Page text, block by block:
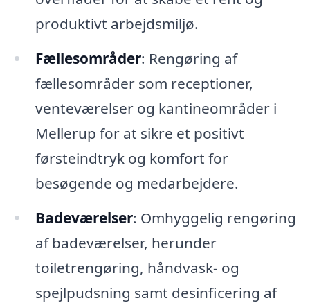
produktivt arbejdsmiljø.
Fællesområder: Rengøring af
fællesområder som receptioner,
venteværelser og kantineområder i
Mellerup for at sikre et positivt
førsteindtryk og komfort for
besøgende og medarbejdere.
Badeværelser: Omhyggelig rengøring
af badeværelser, herunder
toiletrengøring, håndvask- og
spejlpudsning samt desinficering af